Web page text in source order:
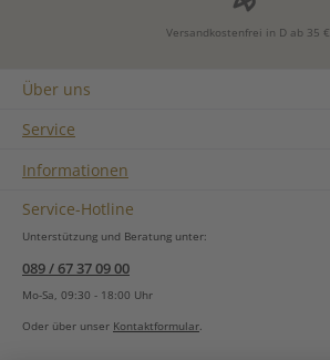
Versandkostenfrei in D ab 35 €
Über uns
Service
Informationen
Service-Hotline
Unterstützung und Beratung unter:
089 / 67 37 09 00
Mo-Sa, 09:30 - 18:00 Uhr
Oder über unser Kontaktformular